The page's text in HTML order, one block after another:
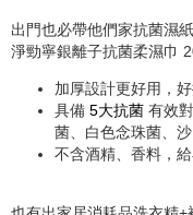
出門也必帶他們家抗菌濕
淨勁寧銀離子抗菌柔濕巾
加厚設計更好用，
具備 5大抗菌 有效
菌、白色念珠菌、沙
不含酒精、香料，